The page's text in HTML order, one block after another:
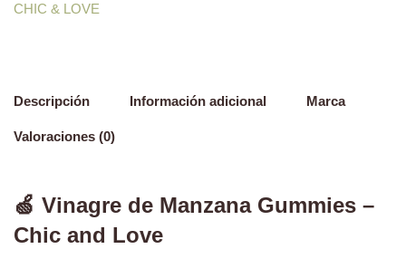
CHIC & LOVE
Descripción Información adicional Marca
Valoraciones (0)
🍏 Vinagre de Manzana Gummies –
Chic and Love